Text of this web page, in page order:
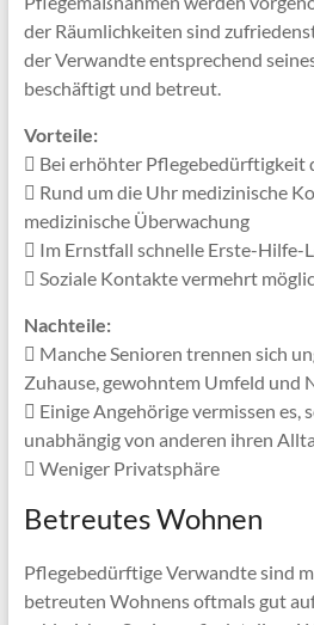
der Räumlichkeiten sind
der Verwandte entsprechend
beschäftigt und betreut.
Vorteile:
Bei erhöhter Pflegebedürftigkeit
Rund um die Uhr medizinische
medizinische Überwachung
Im Ernstfall schnelle Erste-Hilfe-
Soziale Kontakte vermehrt
Nachteile:
Manche Senioren trennen sich
Zuhause, gewohntem Umfeld und
Einige Angehörige vermissen es,
unabhängig von anderen ihren
Weniger Privatsphäre
Betreutes Wohnen
Pflegebedürftige Verwandte sind
betreuten Wohnens oftmals gut